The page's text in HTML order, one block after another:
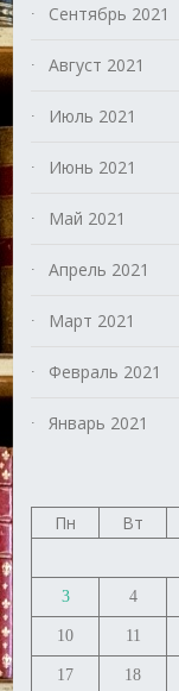
Сентябрь 2021
Август 2021
Июль 2021
Июнь 2021
Май 2021
Апрель 2021
Март 2021
Февраль 2021
Январь 2021
Пн
Вт
3 4
10 11
17 18